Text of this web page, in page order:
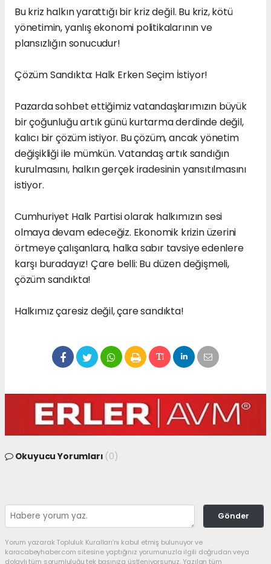
Bu kriz halkın yarattığı bir kriz değil. Bu kriz, kötü
yönetimin, yanlış ekonomi politikalarının ve
plansızlığın sonucudur!
Çözüm Sandıkta: Halk Erken Seçim İstiyor!
Pazarda sohbet ettiğimiz vatandaşlarımızın büyük
bir çoğunluğu artık günü kurtarma derdinde değil,
kalıcı bir çözüm istiyor. Bu çözüm, ancak yönetim
değişikliği ile mümkün. Vatandaş artık sandığın
kurulmasını, halkın gerçek iradesinin yansıtılmasını
istiyor.
Cumhuriyet Halk Partisi olarak halkımızın sesi
olmaya devam edeceğiz. Ekonomik krizin üzerini
örtmeye çalışanlara, halka sabır tavsiye edenlere
karşı buradayız! Çare belli: Bu düzen değişmeli,
çözüm sandıkta!
Halkımız çaresiz değil, çare sandıkta!
Okuyucu Yorumları (0)
Gönder
Yorum yazarak Topluluk Kuralları’nı kabul etmiş bulunuyor ve
karacabeyhaber.com sitesine yaptığınız yorumunuzla ilgili doğrudan veya
dolaylı tüm sorumluluğu tek başınıza üstleniyorsunuz. Yazılan tüm